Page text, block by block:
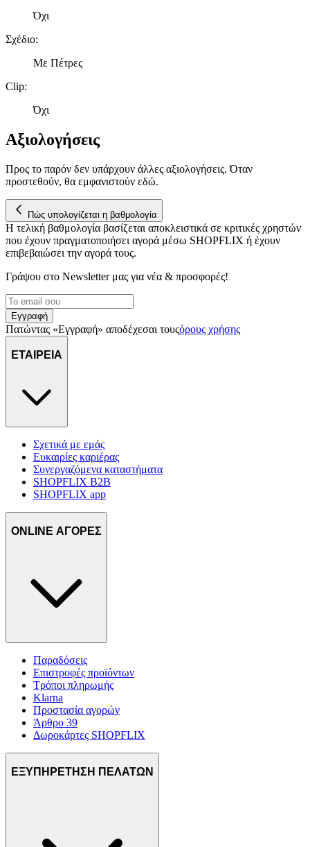
Όχι
Σχέδιο:
Με Πέτρες
Clip:
Όχι
Αξιολογήσεις
Προς το παρόν δεν υπάρχουν άλλες αξιολογήσεις. Όταν
προστεθούν, θα εμφανιστούν εδώ.
Πώς υπολογίζεται η βαθμολογία
Η τελική βαθμολογία βασίζεται αποκλειστικά σε κριτικές χρηστών
που έχουν πραγματοποιήσει αγορά μέσω SHOPFLIX ή έχουν
επιβεβαιώσει την αγορά τους.
Γράψου στο Νewsletter μας για νέα & προσφορές!
Εγγραφή
Πατώντας «Εγγραφή» αποδέχεσαι τουςόρους χρήσης
ΕΤΑΙΡΕΙΑ
Σχετικά με εμάς
Ευκαιρίες καριέρας
Συνεργαζόμενα καταστήματα
SHOPFLIX B2B
SHOPFLIX app
ONLINE ΑΓΟΡΕΣ
Παραδόσεις
Επιστροφές προϊόντων
Τρόποι πληρωμής
Klarna
Προστασία αγορών
Άρθρο 39
Δωροκάρτες SHOPFLIX
ΕΞΥΠΗΡΕΤΗΣΗ ΠΕΛΑΤΩΝ